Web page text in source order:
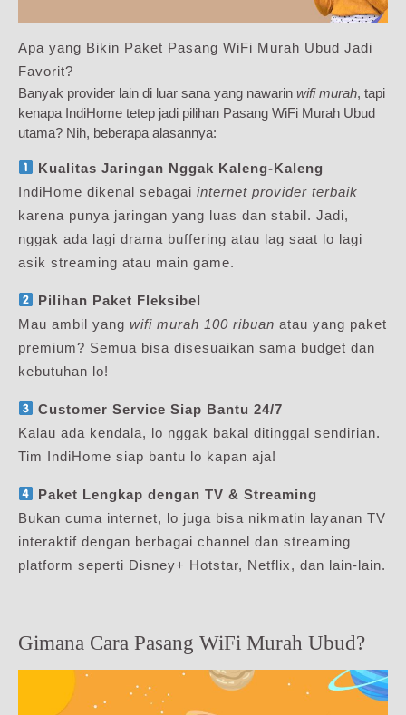
Apa yang Bikin Paket Pasang WiFi Murah Ubud Jadi
Favorit?
Banyak provider lain di luar sana yang nawarin wifi murah, tapi
kenapa IndiHome tetep jadi pilihan Pasang WiFi Murah Ubud
utama? Nih, beberapa alasannya:
Kualitas Jaringan Nggak Kaleng-Kaleng
IndiHome dikenal sebagai internet provider terbaik
karena punya jaringan yang luas dan stabil. Jadi,
nggak ada lagi drama buffering atau lag saat lo lagi
asik streaming atau main game.
Pilihan Paket Fleksibel
Mau ambil yang wifi murah 100 ribuan atau yang paket
premium? Semua bisa disesuaikan sama budget dan
kebutuhan lo!
Customer Service Siap Bantu 24/7
Kalau ada kendala, lo nggak bakal ditinggal sendirian.
Tim IndiHome siap bantu lo kapan aja!
Paket Lengkap dengan TV & Streaming
Bukan cuma internet, lo juga bisa nikmatin layanan TV
interaktif dengan berbagai channel dan streaming
platform seperti Disney+ Hotstar, Netflix, dan lain-lain.
Gimana Cara Pasang WiFi Murah Ubud?